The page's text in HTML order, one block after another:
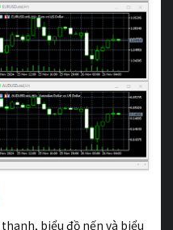
biểu đồ nến và biểu